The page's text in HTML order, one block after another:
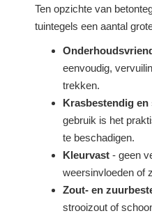
Ten opzichte van
tuintegels een aantal
eenvoudig,
trekken.
Krasbestendig
gebruik is het
te beschadigen.
Kleurvast - geen
weersinvloeden of
Zout- en
strooizout of